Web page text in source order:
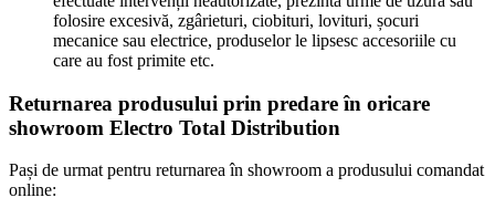
folosire excesivă, zgârieturi, ciobituri, lovituri, șocuri
mecanice sau electrice, produselor le lipsesc accesoriile cu
care au fost primite etc.
Returnarea produsului prin predare în oricare
showroom Electro Total Distribution
Pași de urmat pentru returnarea în showroom a produsului comandat
online: